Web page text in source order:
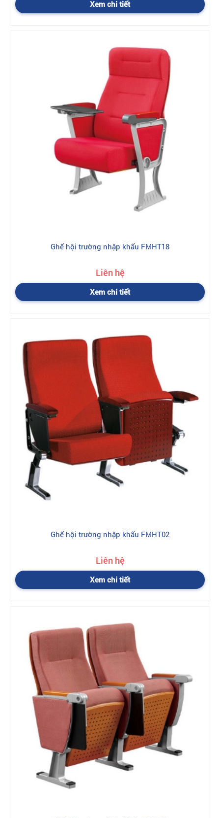
Xem chi tiết
Ghế hội trường nhập khẩu FMHT18
Liên hệ
Xem chi tiết
Ghế hội trường nhập khẩu FMHT02
Liên hệ
Xem chi tiết